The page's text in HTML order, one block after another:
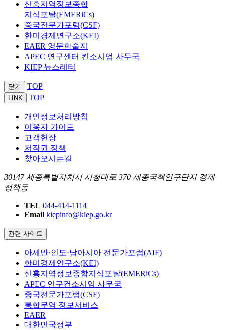
신흥지역정보종합
지식포탈(EMERiCs)
중국전문가포럼(CSF)
한미경제연구소(KEI)
EAER 영문학술지
APEC 연구센터 컨소시엄 사무국
KIEP 뉴스레터
닫기 TOP
LINK TOP
개인정보처리방침
이용자 가이드
고객헌장
저작권 정책
찾아오시는길
30147 세종특별자치시 시청대로 370 세종국책연구단지 경제
정책동
TEL 044-414-1114
Email kiepinfo@kiep.go.kr
관련 사이트
아세안·인도·남아시아 전문가포럼(AIF)
한미경제연구소(KEI)
신흥지역정보종합지식포탈(EMERiCs)
APEC 연구컨소시엄 사무국
중국전문가포럼(CSF)
통합무역 정보서비스
EAER
대한민국정부